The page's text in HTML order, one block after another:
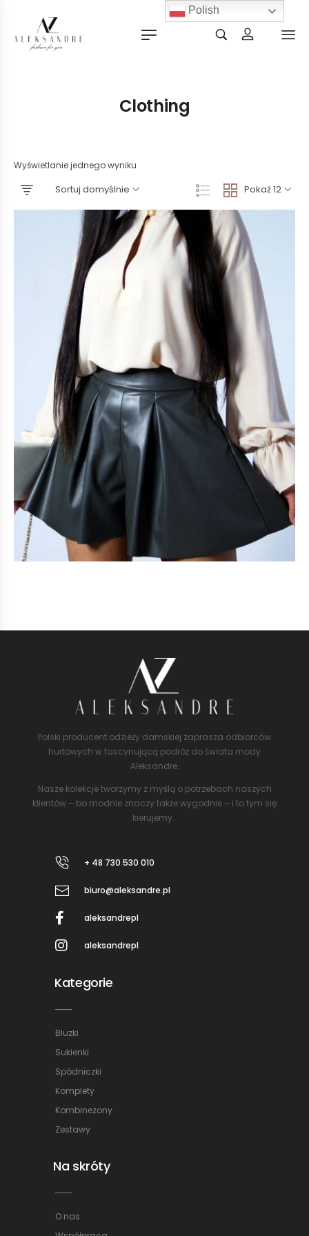
Clothing
Wyświetlanie jednego wyniku
Pokaż 12
Sortuj domyślnie
Polski producent odzieży damskiej zaprasza odbiorców
hurtowych w fascynującą podróż do świata mody
Aleksandre.
Nasze kolekcje tworzymy z myślą o potrzebach naszych
klientów – bo modnie znaczy także wygodnie – i to tym się
kierujemy.
+ 48 730 530 010
biuro@aleksandre.pl
aleksandrepl
aleksandrepl
Kategorie
Bluzki
Sukienki
Spódniczki
Komplety
Kombinezony
Zestawy
Na skróty
O nas
Polish